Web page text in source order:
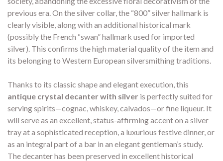
previous era. On the silver collar, the “800” silver hallmark is
clearly visible, along with an additional historical mark
(possibly the French “swan” hallmark used for imported
silver). This confirms the high material quality of the item and
its belonging to Western European silversmithing traditions.
Thanks to its classic shape and elegant execution, this
antique crystal decanter with silver is perfectly suited for
serving spirits—cognac, whiskey, calvados—or fine liqueur. It
will serve as an excellent, status-affirming accent on a silver
tray at a sophisticated reception, a luxurious festive dinner, or
as an integral part of a bar in an elegant gentleman’s study.
The decanter has been preserved in excellent historical